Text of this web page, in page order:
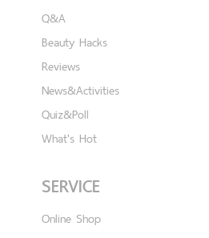
Q&A
Beauty Hacks
Reviews
News&Activities
Quiz&Poll
What's Hot
SERVICE
Online Shop